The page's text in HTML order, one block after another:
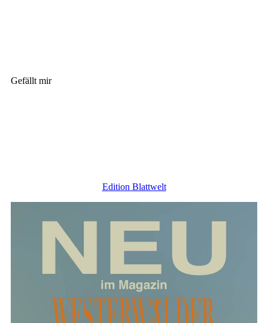
Gefällt mir
Edition Blattwelt